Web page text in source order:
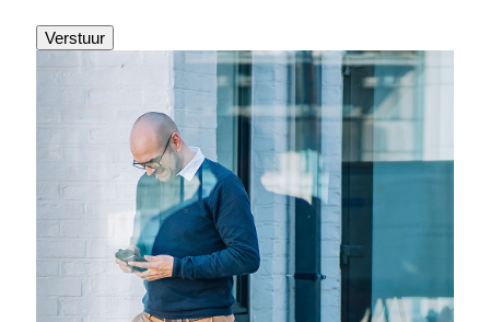
Verstuur